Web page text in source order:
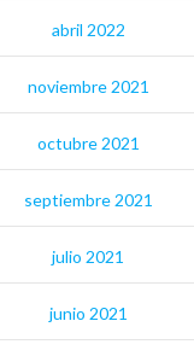
abril 2022
noviembre 2021
octubre 2021
septiembre 2021
julio 2021
junio 2021